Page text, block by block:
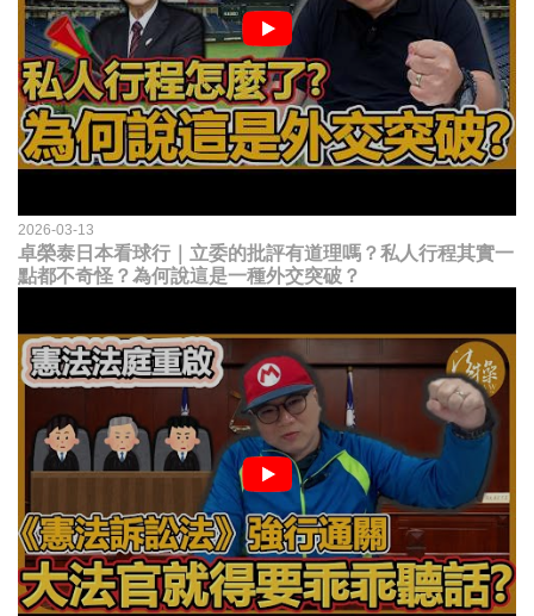
2026-03-13
卓榮泰日本看球行｜立委的批評有道理嗎？私人行程其實一
點都不奇怪？為何說這是一種外交突破？